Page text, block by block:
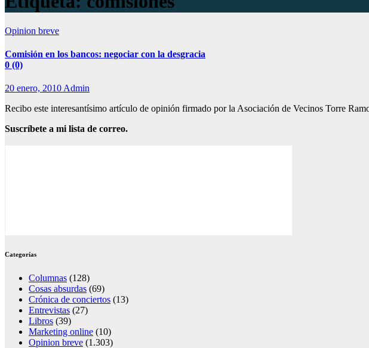
Opinion breve
Comisión en los bancos: negociar con la desgracia
0 (0)
20 enero, 2010Admin
Recibo este interesantísimo artículo de opinión firmado por la Asociación de Vecinos Torre
Suscríbete a mi lista de correo.
Categorías
Columnas (128)
Cosas absurdas (69)
Crónica de conciertos (13)
Entrevistas (27)
Libros (39)
Marketing online (10)
Opinion breve (1.303)